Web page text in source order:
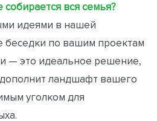
собирается вся семья?
идеями в нашей
беседки по вашим проектам
— это идеальное решение,
ландшафт вашего
уголком для